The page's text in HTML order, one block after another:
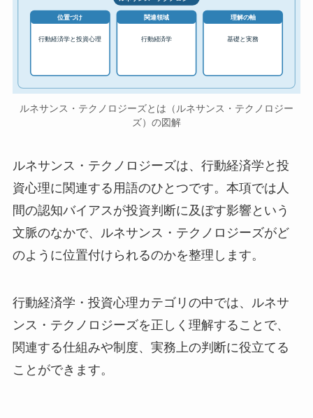
位置づけ
行動経済学と投資心理
関連領域
行動経済学
理解の軸
基礎と実務
ルネサンス・テクノロジーズとは（ルネサンス・テクノロジー
ズ）の図解
ルネサンス・テクノロジーズは、行動経済学と投
資心理に関連する用語のひとつです。本項では人
間の認知バイアスが投資判断に及ぼす影響という
文脈のなかで、ルネサンス・テクノロジーズがど
のように位置付けられるのかを整理します。
行動経済学・投資心理カテゴリの中では、ルネサ
ンス・テクノロジーズを正しく理解することで、
関連する仕組みや制度、実務上の判断に役立てる
ことができます。